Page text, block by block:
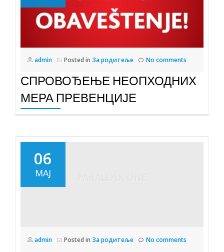
admin Posted in За родитеље No comments
СПРОВОЂЕЊЕ НЕОПХОДНИХ
МЕРА ПРЕВЕНЦИЈЕ
06
МАЈ
admin Posted in За родитеље No comments